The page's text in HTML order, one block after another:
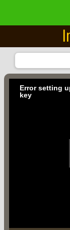
Error setting
key